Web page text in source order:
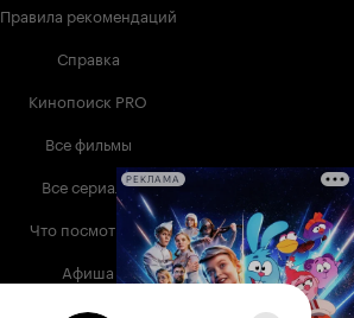
Правила рекомендаций
Справка
Кинопоиск PRO
Все фильмы
Все сериалы
Что посмотреть
Афиша
Музыка
РЕКЛАМА